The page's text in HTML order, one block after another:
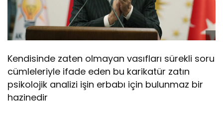
Kendisinde zaten olmayan vasıfları sürekli soru
cümleleriyle ifade eden bu karikatür zatın
psikolojik analizi işin erbabı için bulunmaz bir
hazinedir